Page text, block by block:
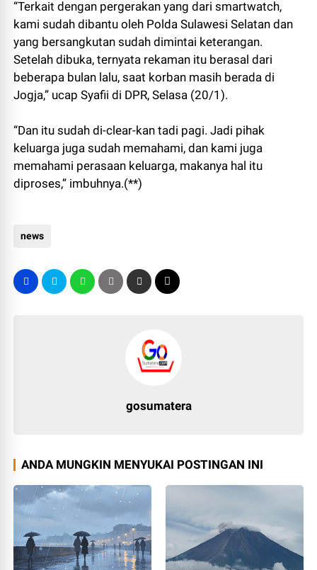
“Terkait dengan pergerakan yang dari smartwatch,
kami sudah dibantu oleh Polda Sulawesi Selatan dan
yang bersangkutan sudah dimintai keterangan.
Setelah dibuka, ternyata rekaman itu berasal dari
beberapa bulan lalu, saat korban masih berada di
Jogja,” ucap Syafii di DPR, Selasa (20/1).
“Dan itu sudah di-clear-kan tadi pagi. Jadi pihak
keluarga juga sudah memahami, dan kami juga
memahami perasaan keluarga, makanya hal itu
diproses,” imbuhnya.(**)
news
gosumatera
ANDA MUNGKIN MENYUKAI POSTINGAN INI